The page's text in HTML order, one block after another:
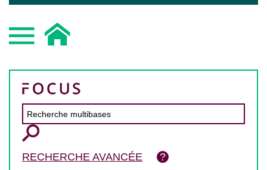
RECHERCHE AVANCÉE